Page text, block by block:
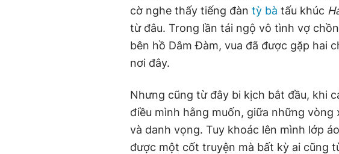
cờ nghe thấy tiếng đàn tỳ bà tấu khúc
từ đâu. Trong lần tái ngộ vô tình vợ
bên hồ Dâm Đàm, vua đã được gặp hai
nơi đây.
Nhưng cũng từ đây bi kịch bắt đầu, khi
điều mình hằng muốn, giữa những
và danh vọng. Tuy khoác lên mình lớp
được một cốt truyện mà bất kỳ ai cũng